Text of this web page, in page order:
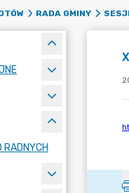
RADA GMINY
RADNYCH